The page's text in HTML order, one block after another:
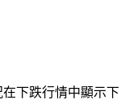
下跌行情中顯示下